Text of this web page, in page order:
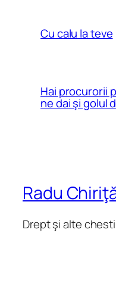
Cu calu la teve
Hai procurorii
ne dai şi golul
Radu
Drept şi alte